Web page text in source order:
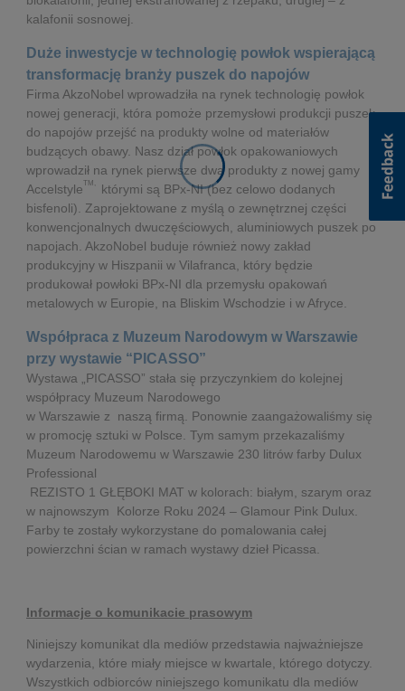
kalafonii sosnowej.
Duże inwestycje w technologię powłok wspierającą
transformację branży puszek do napojów
Firma AkzoNobel wprowadziła na rynek technologię powłok
nowej generacji, która pomoże przemysłowi produkcji puszek
do napojów przejść na produkty wolne od materiałów
budzących obawy. Nasz dział powłok opakowaniowych
wprowadził na rynek pierwsze dwa produkty z nowej gamy
AccelstyleTM,
którymi są BPx-NI (bez celowo dodanych
bisfenoli). Zaprojektowane z myślą o zewnętrznej części
konwencjonalnych dwuczęściowych, aluminiowych puszek po
napojach. AkzoNobel buduje również nowy zakład
produkcyjny w Hiszpanii w Vilafranca, który będzie
produkował powłoki BPx-NI dla przemysłu opakowań
metalowych w Europie, na Bliskim Wschodzie i w Afryce.
Współpraca z Muzeum Narodowym w Warszawie
przy wystawie “PICASSO”
Wystawa „PICASSO” stała się przyczynkiem do kolejnej
współpracy Muzeum Narodowego
w Warszawie z naszą firmą. Ponownie zaangażowaliśmy się
w promocję sztuki w Polsce. Tym samym przekazaliśmy
Muzeum Narodowemu w Warszawie 230 litrów farby Dulux
Professional
REZISTO 1 GŁĘBOKI MAT w kolorach: białym, szarym oraz
w najnowszym Kolorze Roku 2024 – Glamour Pink Dulux.
Farby te zostały wykorzystane do pomalowania całej
powierzchni ścian w ramach wystawy dzieł Picassa.
Informacje o komunikacie prasowym
Niniejszy komunikat dla mediów przedstawia najważniejsze
wydarzenia, które miały miejsce w kwartale, którego dotyczy.
Wszystkich odbiorców niniejszego komunikatu dla mediów